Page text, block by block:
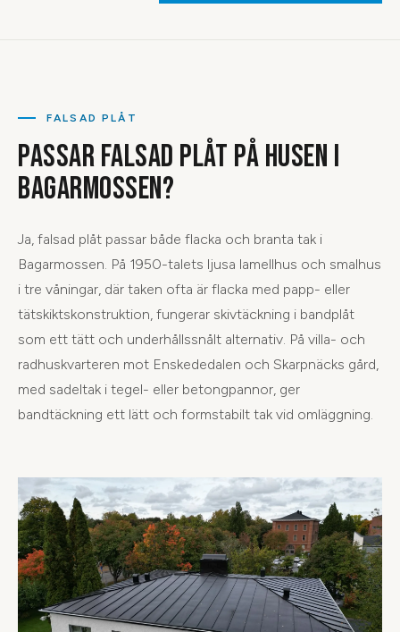
FALSAD PLÅT
PASSAR FALSAD PLÅT PÅ HUSEN I
BAGARMOSSEN?
Ja, falsad plåt passar både flacka och branta tak i
Bagarmossen. På 1950-talets ljusa lamellhus och smalhus
i tre våningar, där taken ofta är flacka med papp- eller
tätskiktskonstruktion, fungerar skivtäckning i bandplåt
som ett tätt och underhållssnålt alternativ. På villa- och
radhuskvarteren mot Enskededalen och Skarpnäcks gård,
med sadeltak i tegel- eller betongpannor, ger
bandtäckning ett lätt och formstabilt tak vid omläggning.